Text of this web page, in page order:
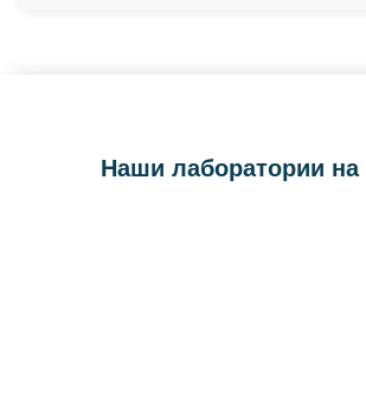
Наши лаборатории на